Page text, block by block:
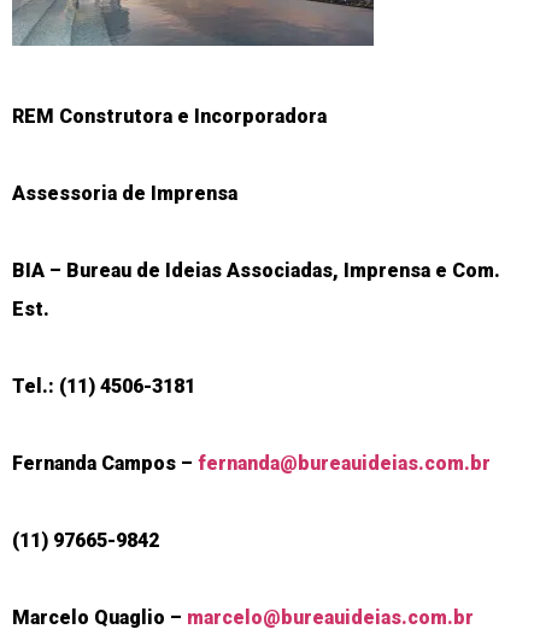
REM Construtora e Incorporadora
Assessoria de Imprensa
BIA – Bureau de Ideias Associadas, Imprensa e Com.
Est.
Tel.: (11) 4506-3181
Fernanda Campos – fernanda@bureauideias.com.br
(11) 97665-9842
Marcelo Quaglio – marcelo@bureauideias.com.br